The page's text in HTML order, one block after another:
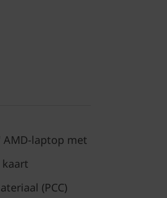
AMD-laptop met
(PCC)